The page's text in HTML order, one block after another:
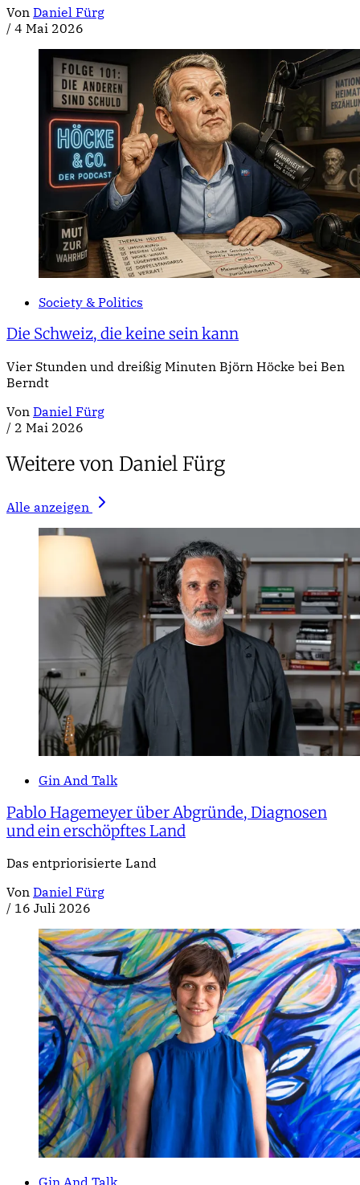
Von Daniel Fürg
/ 4 Mai 2026
Society & Politics
Die Schweiz, die keine sein kann
Vier Stunden und dreißig Minuten Björn Höcke bei Ben
Berndt
Von Daniel Fürg
/ 2 Mai 2026
Weitere von Daniel Fürg
Alle anzeigen
Gin And Talk
Pablo Hagemeyer über Abgründe, Diagnosen
und ein erschöpftes Land
Das entpriorisierte Land
Von Daniel Fürg
/ 16 Juli 2026
Gin And Talk